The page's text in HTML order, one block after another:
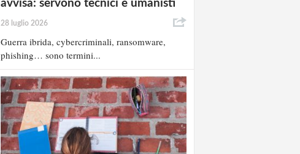
avvisa: servono tecnici e umanisti
28 luglio 2026
Guerra ibrida, cybercriminali, ransomware,
phishing… sono termini...